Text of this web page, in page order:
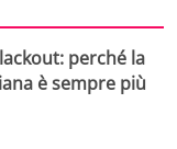
perché la
è sempre più